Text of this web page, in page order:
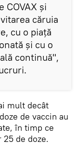
COVAX şi
căruia
cu o piaţă
şi cu o
continuă",
mult decât
de vaccin au
în timp ce
de doze.